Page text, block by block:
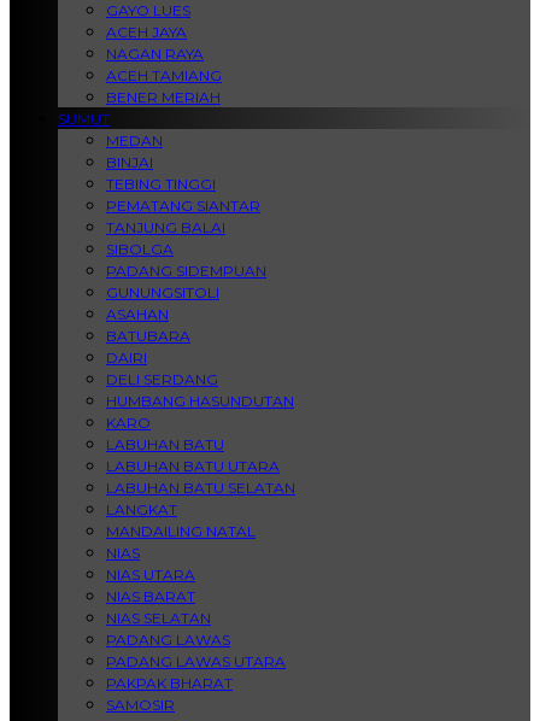
GAYO LUES
ACEH JAYA
NAGAN RAYA
ACEH TAMIANG
BENER MERIAH
SUMUT
MEDAN
BINJAI
TEBING TINGGI
PEMATANG SIANTAR
TANJUNG BALAI
SIBOLGA
PADANG SIDEMPUAN
GUNUNGSITOLI
ASAHAN
BATUBARA
DAIRI
DELI SERDANG
HUMBANG HASUNDUTAN
KARO
LABUHAN BATU
LABUHAN BATU UTARA
LABUHAN BATU SELATAN
LANGKAT
MANDAILING NATAL
NIAS
NIAS UTARA
NIAS BARAT
NIAS SELATAN
PADANG LAWAS
PADANG LAWAS UTARA
PAKPAK BHARAT
SAMOSIR